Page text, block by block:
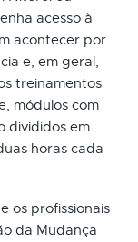
acesso à
acontecer por
e, em geral,
treinamentos
módulos com
divididos em
horas cada
os profissionais
da Mudança